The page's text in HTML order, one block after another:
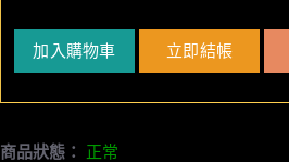
加入購物車 立即結帳
商品狀態： 正常